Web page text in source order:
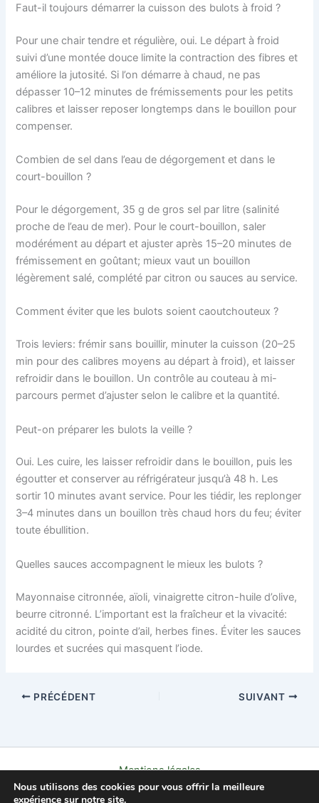
Faut-il toujours démarrer la cuisson des bulots à froid ?
Pour une chair tendre et régulière, oui. Le départ à froid
suivi d’une montée douce limite la contraction des fibres et
améliore la jutosité. Si l’on démarre à chaud, ne pas
dépasser 10–12 minutes de frémissements pour les petits
calibres et laisser reposer longtemps dans le bouillon pour
compenser.
Combien de sel dans l’eau de dégorgement et dans le
court-bouillon ?
Pour le dégorgement, 35 g de gros sel par litre (salinité
proche de l’eau de mer). Pour le court-bouillon, saler
modérément au départ et ajuster après 15–20 minutes de
frémissement en goûtant; mieux vaut un bouillon
légèrement salé, complété par citron ou sauces au service.
Comment éviter que les bulots soient caoutchouteux ?
Trois leviers: frémir sans bouillir, minuter la cuisson (20–25
min pour des calibres moyens au départ à froid), et laisser
refroidir dans le bouillon. Un contrôle au couteau à mi-
parcours permet d’ajuster selon le calibre et la quantité.
Peut-on préparer les bulots la veille ?
Oui. Les cuire, les laisser refroidir dans le bouillon, puis les
égoutter et conserver au réfrigérateur jusqu’à 48 h. Les
sortir 10 minutes avant service. Pour les tiédir, les replonger
3–4 minutes dans un bouillon très chaud hors du feu; éviter
toute ébullition.
Quelles sauces accompagnent le mieux les bulots ?
Mayonnaise citronnée, aïoli, vinaigrette citron-huile d’olive,
beurre citronné. L’important est la fraîcheur et la vivacité:
acidité du citron, pointe d’ail, herbes fines. Éviter les sauces
lourdes et sucrées qui masquent l’iode.
PRÉCÉDENT SUIVANT
Mentions légales
Politique de confidentialité
Nous utilisons des cookies pour vous offrir la meilleure
expérience sur notre site.